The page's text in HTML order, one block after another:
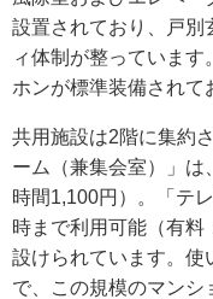
設置されており、戸別
ィ体制が整っていま
ホンが標準装備されて
共用施設は2階に集約
ーム（兼集会室）」は
時間1,100円）。「テ
時まで利用可能（有
設けられています。使
で、この規模のマンシ